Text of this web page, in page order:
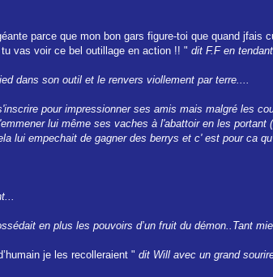
parce que mon bon gars figure-toi que quand jfais
vas voir ce bel outillage en action !! " dit F.F en
dans son outil et le renvers viollement par terre....
pour impressionner ses amis mais malgré les
lui même ses vaches à l'abattoir en les
lui empechait de gagner des berrys et c' est pour ca
en plus les pouvoirs d’un fruit du démon..Tant
je les recolleraient " dit Will avec un grand